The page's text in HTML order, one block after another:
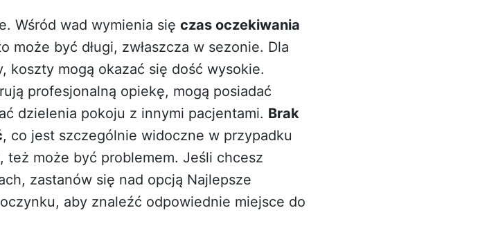
Wśród wad wymienia się czas oczekiwania
może być długi, zwłaszcza w sezonie. Dla
mogą okazać się dość wysokie.
profesjonalną opiekę, mogą posiadać
dzielenia pokoju z innymi pacjentami. Brak
, co jest szczególnie widoczne w przypadku
też może być problemem. Jeśli chcesz
zastanów się nad opcją Najlepsze
, aby znaleźć odpowiednie miejsce do